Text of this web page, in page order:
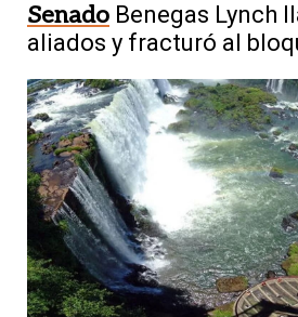
Senado Benegas Lynch
aliados y fracturó al